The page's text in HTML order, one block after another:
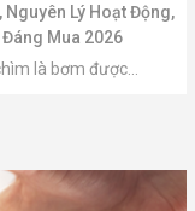
Nguyên Lý Hoạt Động,
Đáng Mua 2026
là bơm được...